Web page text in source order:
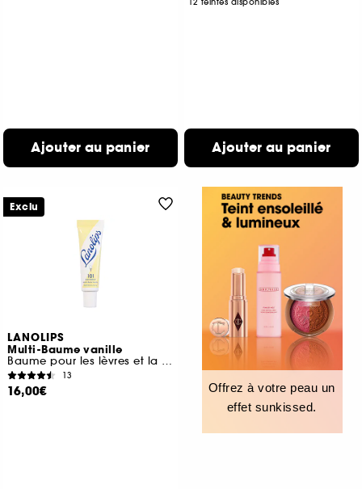
Ajouter au panier Ajouter au panier
LANOLIPS
Multi-Baume vanille
Baume pour les lèvres et la peau sèche
13
16,00€
Exclu
Offrez à votre peau un
effet sunkissed.